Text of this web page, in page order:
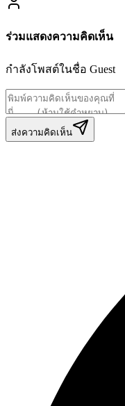
ร่วมแสดงความคิดเห็น
กำลังโพสต์ในชื่อ Guest
ส่งความคิดเห็น